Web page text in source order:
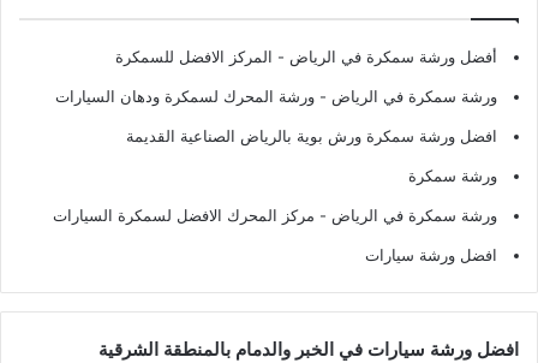
أفضل ورشة سمكرة في الرياض - المركز الافضل للسمكرة
ورشة سمكرة في الرياض - ورشة المحرك لسمكرة ودهان السيارات
افضل ورشة سمكرة ورش بوية بالرياض الصناعية القديمة
ورشة سمكرة
ورشة سمكرة في الرياض - مركز المحرك الافضل لسمكرة السيارات
افضل ورشة سيارات
افضل ورشة سيارات في الخبر والدمام بالمنطقة الشرقية